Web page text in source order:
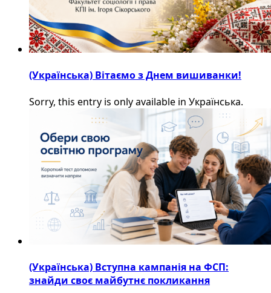
(Українська) Вітаємо з Днем вишиванки!
Sorry, this entry is only available in Українська.
(Українська) Вступна кампанія на ФСП:
знайди своє майбутнє покликання